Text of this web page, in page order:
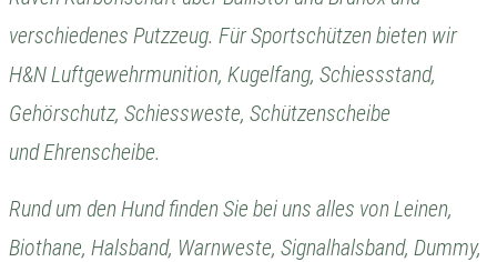
verschiedenes Putzzeug. Für Sportschützen bieten wir
H&N Luftgewehrmunition, Kugelfang, Schiessstand,
Gehörschutz, Schiessweste, Schützenscheibe
und Ehrenscheibe.
Rund um den Hund finden Sie bei uns alles von Leinen,
Biothane, Halsband, Warnweste, Signalhalsband, Dummy,